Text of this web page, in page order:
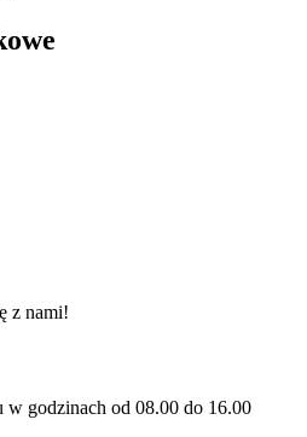
z nami!
w godzinach od 08.00 do 16.00